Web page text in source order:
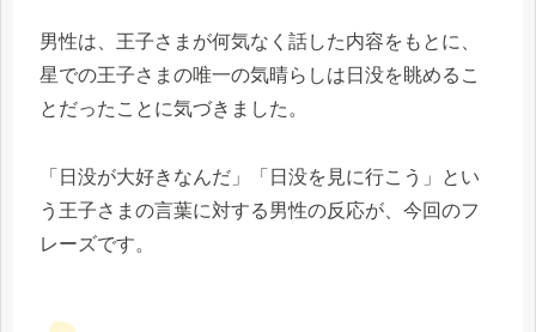
男性は、王子さまが何気なく話した内容をもとに、
星での王子さまの唯一の気晴らしは日没を眺めるこ
とだったことに気づきました。
「日没が大好きなんだ」「日没を見に行こう」とい
う王子さまの言葉に対する男性の反応が、今回のフ
レーズです。